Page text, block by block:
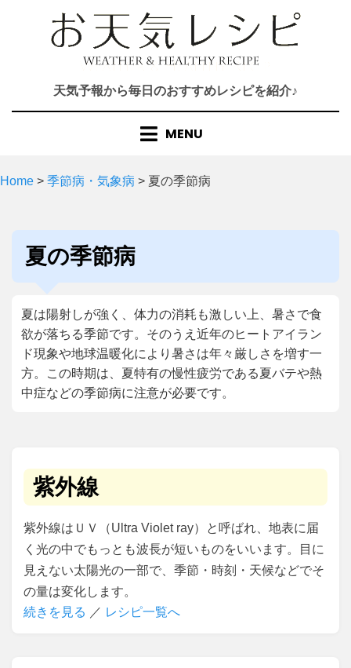
天気予報から毎日のおすすめレシピを紹介♪
MENU
Home > 季節病・気象病 > 夏の季節病
カテゴリー
:
夏の季節病
夏は陽射しが強く、体力の消耗も激しい上、暑さで食
欲が落ちる季節です。そのうえ近年のヒートアイラン
ド現象や地球温暖化により暑さは年々厳しさを増す一
方。この時期は、夏特有の慢性疲労である夏バテや熱
中症などの季節病に注意が必要です。
紫外線
紫外線はＵＶ（Ultra Violet ray）と呼ばれ、地表に届
く光の中でもっとも波長が短いものをいいます。目に
見えない太陽光の一部で、季節・時刻・天候などでそ
の量は変化します。
続きを見る ／ レシピ一覧へ